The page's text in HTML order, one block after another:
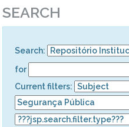
SEARCH
Search:
for
Current filters: